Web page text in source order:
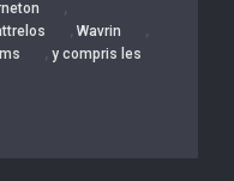
,
, Wavrin ,
, y compris les